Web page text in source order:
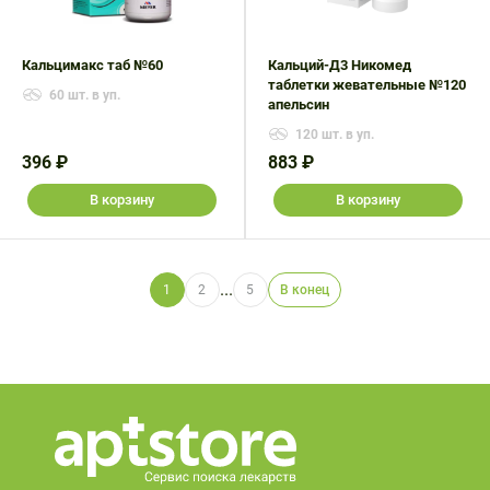
Кальцимакс таб №60
60 шт. в уп.
396 ₽
В корзину
Кальций-Д3 Никомед
таблетки жевательные №120
апельсин
120 шт. в уп.
883 ₽
В корзину
1 2 ... 5 В конец